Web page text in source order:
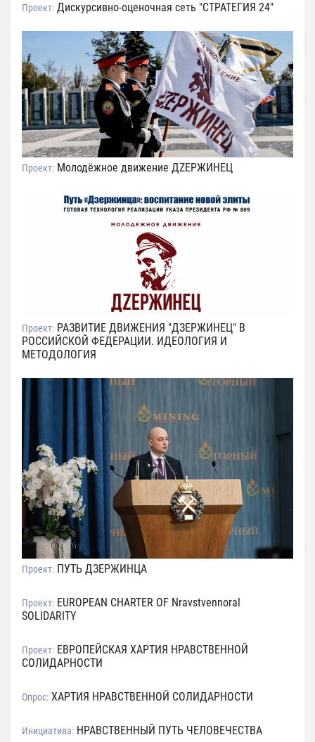
Проект: Дискурсивно-оценочная сеть "СТРАТЕГИЯ 24"
Проект: Молодёжное движение ДZЕРЖИНЕЦ
Проект: РАЗВИТИЕ ДВИЖЕНИЯ "ДЗЕРЖИНЕЦ" В
РОССИЙСКОЙ ФЕДЕРАЦИИ. ИДЕОЛОГИЯ И
МЕТОДОЛОГИЯ
Проект: ПУТЬ ДЗЕРЖИНЦА
Проект: EUROPEAN CHARTER OF Nravstvennoral
SOLIDARITY
Проект: ЕВРОПЕЙСКАЯ ХАРТИЯ НРАВСТВЕННОЙ
СОЛИДАРНОСТИ
Опрос: ХАРТИЯ НРАВСТВЕННОЙ СОЛИДАРНОСТИ
Инициатива: НРАВСТВЕННЫЙ ПУТЬ ЧЕЛОВЕЧЕСТВА